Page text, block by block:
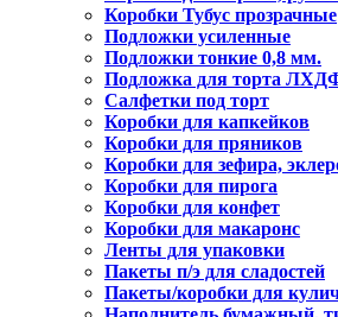
Коробки Тубус прозрачные
Подложки усиленные
Подложки тонкие 0,8 мм.
Подложка для торта
Салфетки под торт
Коробки для капкейков
Коробки для пряников
Коробки для зефира,
Коробки для пирога
Коробки для конфет
Коробки для макаронс
Ленты для упаковки
Пакеты п/э для сладостей
Пакеты/коробки для